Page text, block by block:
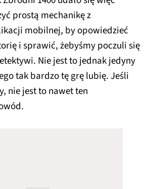
prostą mechanikę z
mobilnej, by opowiedzieć
i sprawić, żebyśmy poczuli się
Nie jest to jednak jedyny
tak bardzo tę grę lubię. Jeśli
nie jest to nawet ten